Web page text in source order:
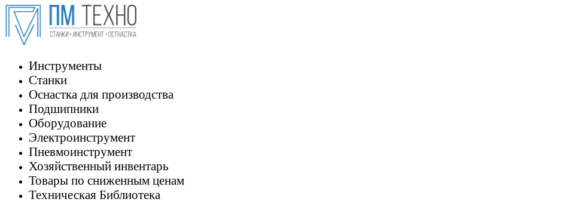
Инструменты
Станки
Оснастка для производства
Подшипники
Оборудование
Электроинструмент
Пневмоинструмент
Хозяйственный инвентарь
Товары по сниженным ценам
Техническая Библиотека